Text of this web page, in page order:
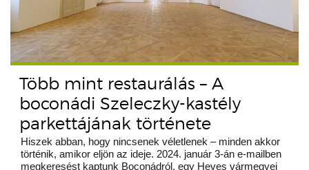
Több mint restaurálás – A
boconádi Szeleczky-kastély
parkettájának története
Hiszek abban, hogy nincsenek véletlenek – minden akkor
történik, amikor eljön az ideje. 2024. január 3-án e-mailben
megkeresést kaptunk Boconádról, egy Heves vármegyei